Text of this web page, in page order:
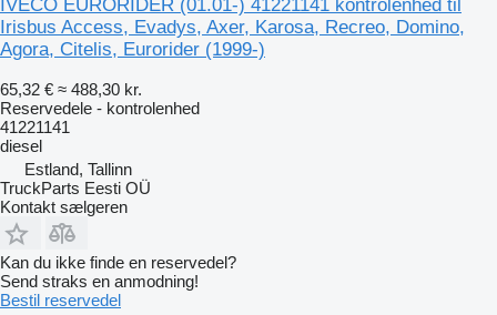
IVECO EURORIDER (01.01-) 41221141 kontrolenhed til
Irisbus Access, Evadys, Axer, Karosa, Recreo, Domino,
Agora, Citelis, Eurorider (1999-)
65,32 € ≈ 488,30 kr.
Reservedele - kontrolenhed
41221141
diesel
Estland, Tallinn
TruckParts Eesti OÜ
Kontakt sælgeren
Kan du ikke finde en reservedel?
Send straks en anmodning!
Bestil reservedel